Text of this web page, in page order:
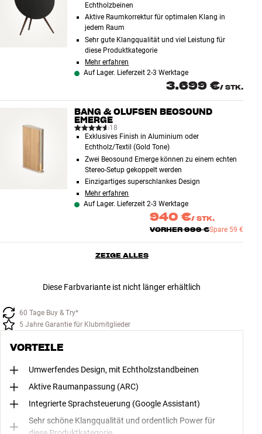
Echtholzbeinen
Aktive Raumkorrektur für optimalen Klang in
jedem Raum
Sehr gute Klangqualität und viel Leistung für
diese Produktkategorie
Mehr erfahren
Auf Lager. Lieferzeit 2-3 Werktage
3.699 €/ STK.
BANG & OLUFSEN BEOSOUND
EMERGE
18
Exklusives Finish in Aluminium oder
Echtholz/Textil (Gold Tone)
Zwei Beosound Emerge können zu einem echten
Stereo-Setup gekoppelt werden
Einzigartiges superschlankes Design
Mehr erfahren
Auf Lager. Lieferzeit 2-3 Werktage
940 €/ STK.
VORHER999 €Spare 59 €
ZEIGE ALLES
Diese Farbvariante ist nicht länger erhältlich
60 Tage Buy & Try*
5 Jahre Garantie für Klubmitglieder
VORTEILE
Umwerfendes Design, mit Echtholzstandbeinen
Aktive Raumanpassung (ARC)
Integrierte Sprachsteuerung (Google Assistant)
Sehr schöne Klangqualität und ordentlich Power für